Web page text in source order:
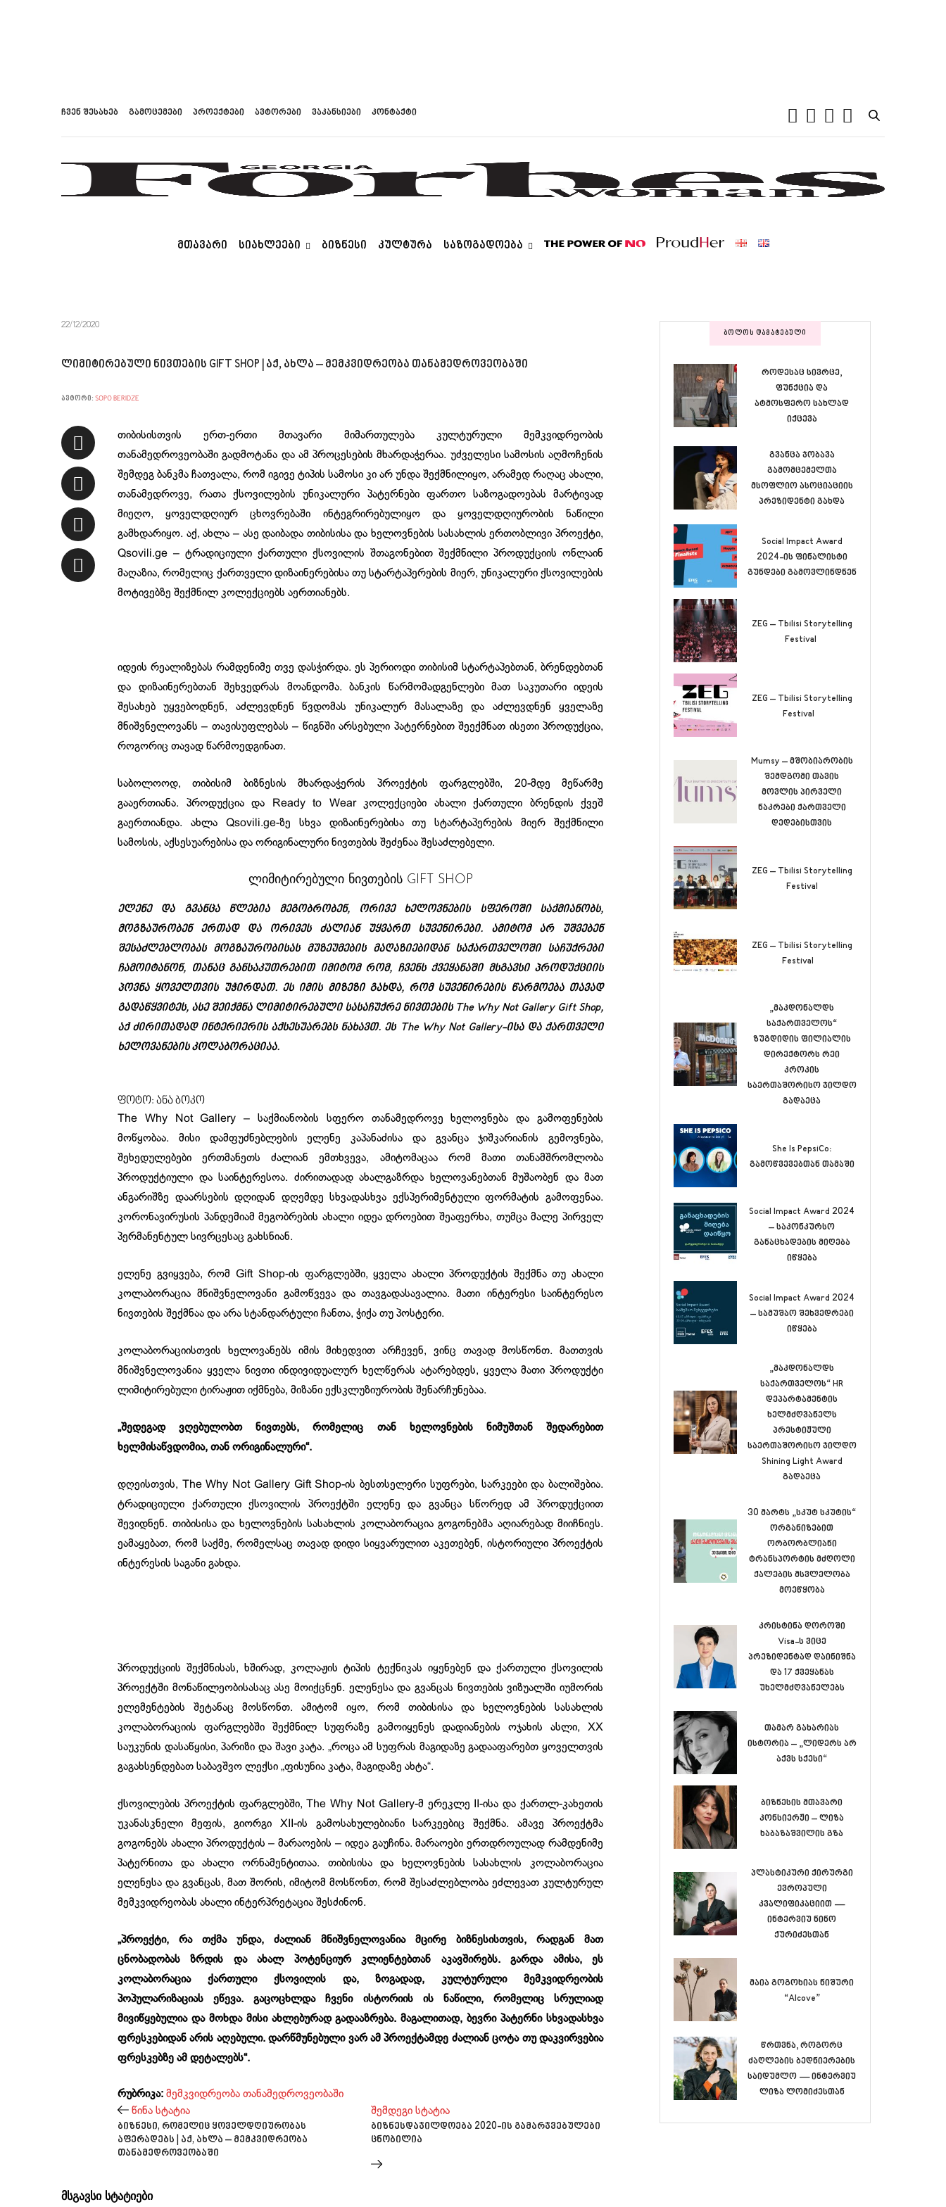
ჩვენ შესახებ გამოცემები პროექტები ავტორები ვაკანსიები კონტაქტი
ᲛᲗᲐᲕᲐᲠᲘ ᲡᲘᲐᲮᲚᲔᲔᲑᲘ ᲑᲘᲖᲜᲔᲡᲘ ᲙᲣᲚᲢᲣᲠᲐ ᲡᲐᲖᲝᲒᲐᲓᲝᲔᲑᲐ
22/12/2020
ლიმიტირებული ნივთების GIFT SHOP | აქ, ახლა – მემკვიდრეობა თანამედროვეობაში
ავტორი: SOPO BERIDZE
თიბისისთვის ერთ-ერთი მთავარი მიმართულება კულტურული მემკვიდრეობის
თანამედროვეობაში გადმოტანა და ამ პროცესების მხარდაჭერაა. უძველესი სამოსის აღმოჩენის
შემდეგ ბანკმა ჩათვალა, რომ იგივე ტიპის სამოსი კი არ უნდა შექმნილიყო, არამედ რაღაც ახალი,
თანამედროვე, რათა ქსოვილების უნიკალური პატერნები ფართო საზოგადოებას მარტივად
მიეღო, ყოველდღიურ ცხოვრებაში ინტეგრირებულიყო და ყოველდღიურობის ნაწილი
გამხდარიყო. აქ, ახლა – ასე დაიბადა თიბისისა და ხელოვნების სასახლის ერთობლივი პროექტი,
Qsovili.ge – ტრადიციული ქართული ქსოვილის შთაგონებით შექმნილი პროდუქციის ონლაინ
მაღაზია, რომელიც ქართველი დიზაინერებისა თუ სტარტაპერების მიერ, უნიკალური ქსოვილების
მოტივებზე შექმნილ კოლექციებს აერთიანებს.
იდეის რეალიზებას რამდენიმე თვე დასჭირდა. ეს პერიოდი თიბისიმ სტარტაპებთან, ბრენდებთან
და დიზაინერებთან შეხვედრას მოანდომა. ბანკის წარმომადგენლები მათ საკუთარი იდეის
შესახებ უყვებოდნენ, აძლევდნენ წვდომას უნიკალურ მასალაზე და აძლევდნენ ყველაზე
მნიშვნელოვანს – თავისუფლებას – წიგნში არსებული პატერნებით შეექმნათ ისეთი პროდუქცია,
როგორიც თავად წარმოედგინათ.
საბოლოოდ, თიბისიმ ბიზნესის მხარდაჭერის პროექტის ფარგლებში, 20-მდე მეწარმე
გააერთიანა. პროდუქცია და Ready to Wear კოლექციები ახალი ქართული ბრენდის ქვეშ
გაერთიანდა. ახლა Qsovili.ge-ზე სხვა დიზაინერებისა თუ სტარტაპერების მიერ შექმნილი
სამოსის, აქსესუარებისა და ორიგინალური ნივთების შეძენაა შესაძლებელი.
ლიმიტირებული ნივთების GIFT SHOP
ელენე და გვანცა წლებია მეგობრობენ, ორივე ხელოვნების სფეროში საქმიანობს,
მოგზაურობენ ერთად და ორივეს ძალიან უყვართ სუვენირები. ამიტომ არ უშვებენ
შესაძლებლობას მოგზაურობისას მუზეუმების მაღაზიებიდან საქართველოში საჩუქრები
ჩამოიტანონ, თანაც განსაკუთრებით იმიტომ რომ, ჩვენს ქვეყანაში მსგავსი პროდუქციის
პოვნა ყოველთვის უჭირდათ. ეს იმის მიზეზი გახდა, რომ სუვენირების წარმოება თავად
გადაწყვიტეს, ასე შეიქმნა ლიმიტირებული სასაჩუქრე ნივთების The Why Not Gallery Gift Shop,
აქ ძირითადად ინტერიერის აქსესუარებს ნახავთ. ეს The Why Not Gallery-ისა და ქართველი
ხელოვანების კოლაბორაციაა.
ფოტო: ანა ბოკო
The Why Not Gallery – საქმიანობის სფერო თანამედროვე ხელოვნება და გამოფენების
მოწყობაა. მისი დამფუძნებლების ელენე კაპანაძისა და გვანცა ჯიშკარიანის გემოვნება,
შეხედულებები ერთმანეთს ძალიან ემთხვევა, ამიტომაცაა რომ მათი თანამშრომლობა
პროდუქტიული და საინტერესოა. ძირითადად ახალგაზრდა ხელოვანებთან მუშაობენ და მათ
ანგარიშზე დაარსების დღიდან დღემდე სხვადასხვა ექსპერიმენტული ფორმატის გამოფენაა.
კორონავირუსის პანდემიამ მეგობრების ახალი იდეა დროებით შეაფერხა, თუმცა მალე პირველ
პერმანენტულ სივრცესაც გახსნიან.
ელენე გვიყვება, რომ Gift Shop-ის ფარგლებში, ყველა ახალი პროდუქტის შექმნა თუ ახალი
კოლაბორაცია მნიშვნელოვანი გამოწვევა და თავგადასავალია. მათი ინტერესი საინტერესო
ნივთების შექმნაა და არა სტანდარტული ჩანთა, ჭიქა თუ პოსტერი.
კოლაბორაციისთვის ხელოვანებს იმის მიხედვით არჩევენ, ვინც თავად მოსწონთ. მათთვის
მნიშვნელოვანია ყველა ნივთი ინდივიდუალურ ხელწერას ატარებდეს, ყველა მათი პროდუქტი
ლიმიტირებული ტირაჟით იქმნება, მიზანი ექსკლუზიურობის შენარჩუნებაა.
„შედეგად ვღებულობთ ნივთებს, რომელიც თან ხელოვნების ნიმუშთან შედარებით
ხელმისაწვდომია, თან ორიგინალური“.
დღეისთვის, The Why Not Gallery Gift Shop-ის ბესთსელერი სუფრები, სარკეები და ბალიშებია.
ტრადიციული ქართული ქსოვილის პროექტში ელენე და გვანცა სწორედ ამ პროდუქციით
შევიდნენ. თიბისისა და ხელოვნების სასახლის კოლაბორაცია გოგონებმა აღიარებად მიიჩნიეს.
ეამაყებათ, რომ საქმე, რომელსაც თავად დიდი სიყვარულით აკეთებენ, ისტორიული პროექტის
ინტერესის საგანი გახდა.
პროდუქციის შექმნისას, ხშირად, კოლაჟის ტიპის ტექნიკას იყენებენ და ქართული ქსოვილის
პროექტში მონაწილეობისასაც ასე მოიქცნენ. ელენესა და გვანცას ნივთების ვიზუალში იუმორის
ელემენტების შეტანაც მოსწონთ. ამიტომ იყო, რომ თიბისისა და ხელოვნების სასახლის
კოლაბორაციის ფარგლებში შექმნილ სუფრაზე გამოიყენეს დადიანების ოჯახის ასლი, XX
საუკუნის დასაწყისი, პარიზი და შავი კატა. „როცა ამ სუფრას მაგიდაზე გადააფარებთ ყოველთვის
გაგახსენდებათ საბავშვო ლექსი „ფისუნია კატა, მაგიდაზე ახტა“.
ქსოვილების პროექტის ფარგლებში, The Why Not Gallery-მ ერეკლე II-ისა და ქართლ-კახეთის
უკანასკნელი მეფის, გიორგი XII-ის გამოსახულებიანი სარკეებიც შექმნა. ამავე პროექტმა
გოგონებს ახალი პროდუქტის – მარაოების – იდეა გაუჩინა. მარაოები ერთდროულად რამდენიმე
პატერნითა და ახალი ორნამენტითაა. თიბისისა და ხელოვნების სასახლის კოლაბორაცია
ელენესა და გვანცას, მათ შორის, იმიტომ მოსწონთ, რომ შესაძლებლობა ეძლევათ კულტურულ
მემკვიდრეობას ახალი ინტერპრეტაცია შესძინონ.
„პროექტი, რა თქმა უნდა, ძალიან მნიშვნელოვანია მცირე ბიზნესისთვის, რადგან მათ
ცნობადობას ზრდის და ახალ პოტენციურ კლიენტებთან აკავშირებს. გარდა ამისა, ეს
კოლაბორაცია ქართული ქსოვილის და, ზოგადად, კულტურული მემკვიდრეობის
პოპულარიზაციას ეწევა. გაცოცხლდა ჩვენი ისტორიის ის ნაწილი, რომელიც სრულიად
მივიწყებულია და მოხდა მისი ახლებურად გადააზრება. მაგალითად, ბევრი პატერნი სხვადასხვა
ფრესკებიდან არის აღებული. დარწმუნებული ვარ ამ პროექტამდე ძალიან ცოტა თუ დაკვირვებია
ფრესკებზე ამ დეტალებს“.
რუბრიკა: მემკვიდრეობა თანამედროვეობაში
წინა სტატია
ბიზნესი, რომელიც ყოველდღიურობას
აფერადებს | აქ, ახლა – მემკვიდრეობა
თანამედროვეობაში
შემდეგი სტატია
ბიზნესდაჯილდოება 2020-ის გამარჯვებულები
ცნობილია
მსგავსი სტატიები
ᲑᲝᲚᲝᲡ ᲓᲐᲛᲐᲢᲔᲑᲣᲚᲘ
როდესაც სივრცე,
ფუნქცია და
ატმოსფერო სახლად
იქცევა
გვანცა ჯობავა
გამომცემელთა
მსოფლიო ასოციაციის
პრეზიდენტი გახდა
Social Impact Award
2024-ის ფინალისტი
გუნდები გამოვლინდნენ
ZEG – Tbilisi Storytelling
Festival
ZEG – Tbilisi Storytelling
Festival
Mumsy – მშობიარობის
შემდგომი თავის
მოვლის პირველი
ნაკრები ქართველი
დედებისთვის
ZEG – Tbilisi Storytelling
Festival
ZEG – Tbilisi Storytelling
Festival
„მაკდონალდს
საქართველოს“
ზუგდიდის ფილიალის
დირექტორს რეი
კროკის
საერთაშორისო ჯილდო
გადაეცა
She Is PepsiCo:
გამოწვევებთან თამაში
Social Impact Award 2024
– საკონკურსო
განაცხადების მიღება
იწყება
Social Impact Award 2024
– სამუშაო შეხვედრები
იწყება
„მაკდონალდს
საქართველოს“ HR
დეპარტამენტის
ხელმძღვანელს
პრესტიჟული
საერთაშორისო ჯილდო
Shining Light Award
გადაეცა
30 მარტს „სკუტ სკუტის“
ორგანიზებით
ორბორბლიანი
ტრანსპორტის მძღოლი
ქალების მსვლელობა
მოეწყობა
კრისტინა დოროში
Visa-ს ვიცე
პრეზიდენტად დაინიშნა
და 17 ქვეყანას
უხელმძღვანელებს
თამარ გახარიას
ისტორია – „ლიდერს არ
აქვს სქესი“
ბიზნესის მთავარი
კონსიერჟი – ლიზა
ხაბაზაშვილის გზა
პლასტიკური ქირურგი
ევროპული
კვალიფიკაციით —
ინტერვიუ ნინო
ქურიძესთან
მაია გოგოხიას ნიშური
“Alcove”
წრთვნა, როგორც
ძაღლების ბედნიერების
საიდუმლო — ინტერვიუ
ლიზა ლომიძესთან